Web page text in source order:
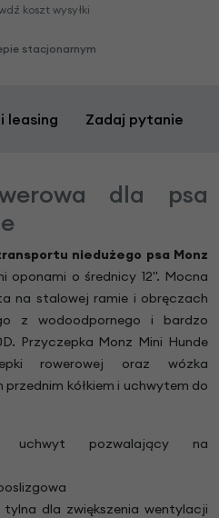
koszt wysyłki
stacjonarnym
leasing Zadaj pytanie
dla psa
niedużego psa Monz
oponami o średnicy 12". Mocna
na stalowej ramie i obręczach
z wodoodpornego i bardzo
Przyczepka Monz Mini Hunde
rowerowej oraz wózka
kółkiem i uchwytem do
uchwyt pozwalający na
dla zwiększenia wentylacji